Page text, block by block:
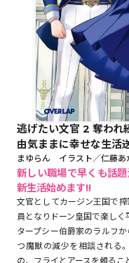
逃げたい文官 2 奪われ
由気ままに幸せな生活
まゆらん イラスト／仁藤あ
新しい職場で早くも話
新生活始めます!!
文官としてカージン王国で
員となりドーン皇国で楽しく
タープシー伯爵家のラルフ
つ魔獣の減少を相談される
の、フライとアースを頼るこ